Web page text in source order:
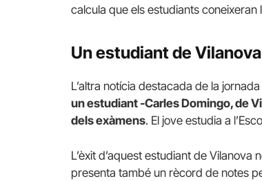
calcula que els estudiants
Un estudiant de
L’altra notícia destacada de la
un estudiant -Carles Domingo, de
dels exàmens. El jove estudia a
L’èxit d’aquest estudiant de
presenta també un rècord de notes